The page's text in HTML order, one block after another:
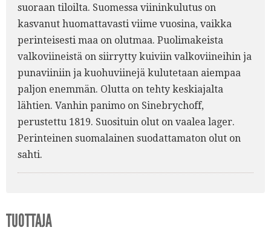
suoraan tiloilta. Suomessa viininkulutus on
kasvanut huomattavasti viime vuosina, vaikka
perinteisesti maa on olutmaa. Puolimakeista
valkoviineistä on siirrytty kuiviin valkoviineihin ja
punaviiniin ja kuohuviinejä kulutetaan aiempaa
paljon enemmän. Olutta on tehty keskiajalta
lähtien. Vanhin panimo on Sinebrychoff,
perustettu 1819. Suosituin olut on vaalea lager.
Perinteinen suomalainen suodattamaton olut on
sahti.
TUOTTAJA